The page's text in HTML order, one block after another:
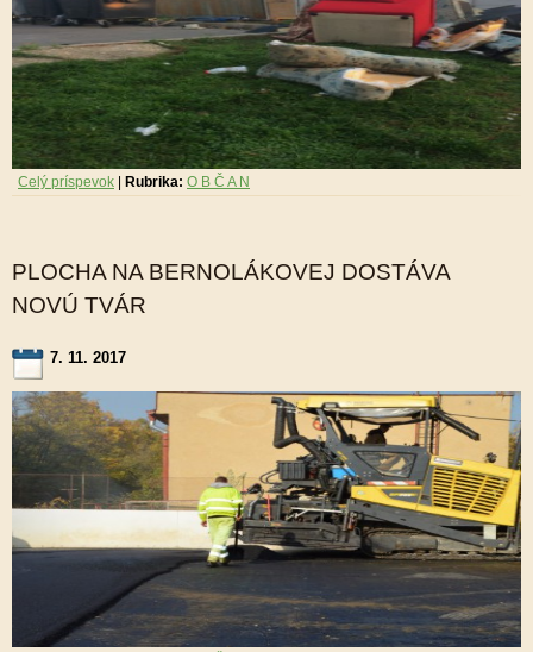
Celý príspevok Rubrika: O B Č A N
PLOCHA NA BERNOLÁKOVEJ DOSTÁVA
NOVÚ TVÁR
7. 11. 2017